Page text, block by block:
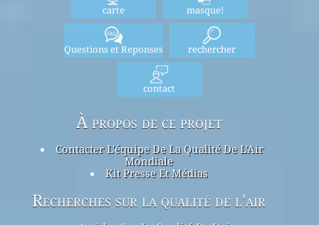
carte masque!
Questions et Reponses rechercher
contact
À propos de ce projet
Contacter L'équipe De La Qualité De L'Air
Mondiale
Kit Presse Et Médias
Recherches sur la qualité de l'air